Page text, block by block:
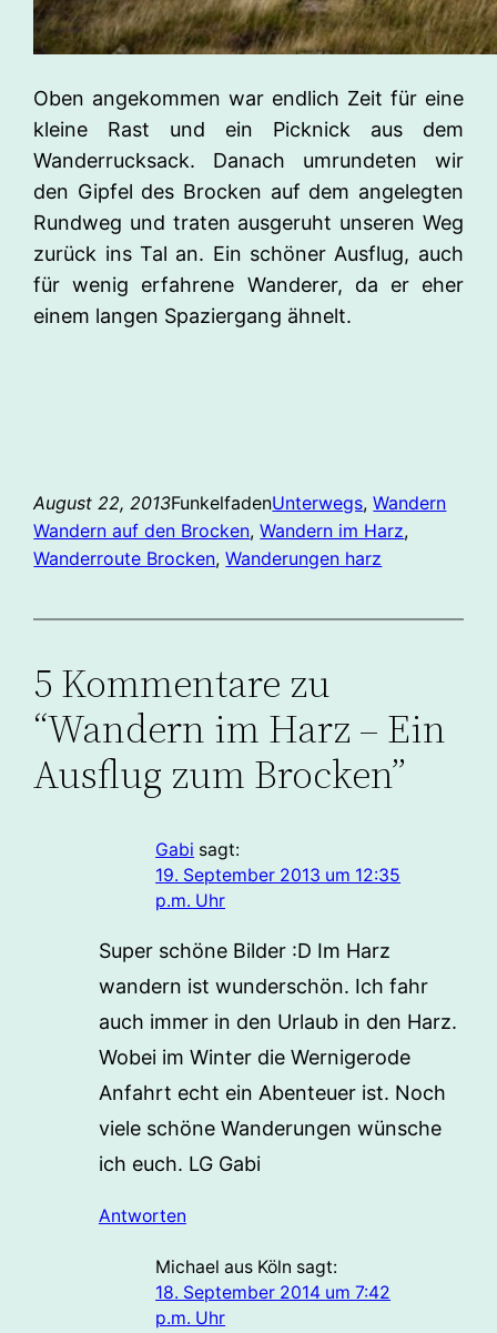
Oben angekommen war endlich Zeit für eine
kleine Rast und ein Picknick aus dem
Wanderrucksack. Danach umrundeten wir
den Gipfel des Brocken auf dem angelegten
Rundweg und traten ausgeruht unseren Weg
zurück ins Tal an. Ein schöner Ausflug, auch
für wenig erfahrene Wanderer, da er eher
einem langen Spaziergang ähnelt.
August 22, 2013FunkelfadenUnterwegs, Wandern
Wandern auf den Brocken, Wandern im Harz
Wanderroute Brocken, Wanderungen harz
5 Kommentare zu
“Wandern im Harz – Ein
Ausflug zum Brocken”
Gabi sagt:
19. September 2013 um 12:35
p.m. Uhr
Super schöne Bilder :D Im Harz
wandern ist wunderschön. Ich fahr
auch immer in den Urlaub in den Harz.
Wobei im Winter die Wernigerode
Anfahrt echt ein Abenteuer ist. Noch
viele schöne Wanderungen wünsche
ich euch. LG Gabi
Antworten
Michael aus Köln sagt:
18. September 2014 um 7:42
p.m. Uhr